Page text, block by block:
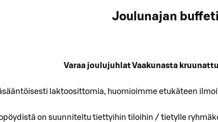
Joulunajan
Varaa joulujuhlat Vaakunasta
laktoosittomia, huomioimme etukäteen
on suunniteltu tiettyihin tiloihin / tietylle